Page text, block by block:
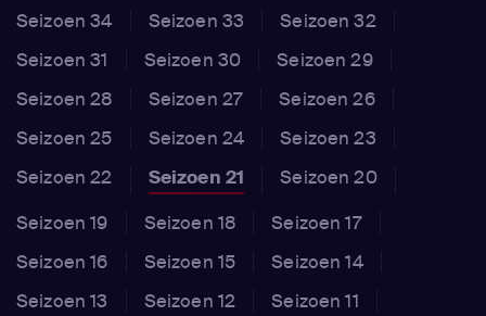
Seizoen 34
Seizoen 33
Seizoen 32
Seizoen 31
Seizoen 30
Seizoen 29
Seizoen 28
Seizoen 27
Seizoen 26
Seizoen 25
Seizoen 24
Seizoen 23
Seizoen 22
Seizoen 21
Seizoen 20
Seizoen 19
Seizoen 18
Seizoen 17
Seizoen 16
Seizoen 15
Seizoen 14
Seizoen 13
Seizoen 12
Seizoen 11